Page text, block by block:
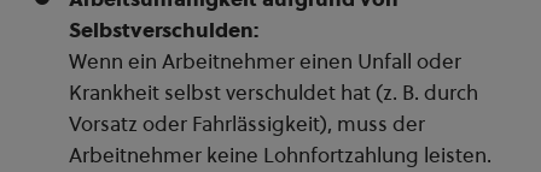
Selbstverschulden:
Wenn ein Arbeitnehmer einen Unfall oder
Krankheit selbst verschuldet hat (z. B. durch
Vorsatz oder Fahrlässigkeit), muss der
Arbeitnehmer keine Lohnfortzahlung leisten.